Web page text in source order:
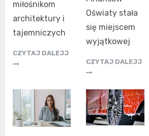
miłośnikom
architektury i
tajemniczych
CZYTAJ DALEJJ
Oświaty stała
się miejscem
wyjątkowej
CZYTAJ DALEJJ